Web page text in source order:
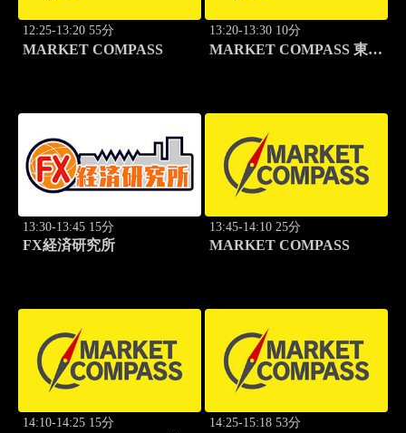
12:25-13:20 55分
MARKET COMPASS
13:20-13:30 10分
MARKET COMPASS 東証
13:30-13:45 15分
FX経済研究所
13:45-14:10 25分
MARKET COMPASS
14:10-14:25 15分 14:25-15:18 53分